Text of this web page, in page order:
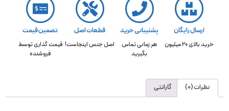
ارسال رایگان
خرید بالای 20 میلیون
پشتیبانی خرید
هر زمانی تماس
بگیرید
قطعات اصل
اصل جنس اینجاست!
تضمین قیمت
قیمت گذاری توسط
فروشنده
نظرات (0) گارانتی